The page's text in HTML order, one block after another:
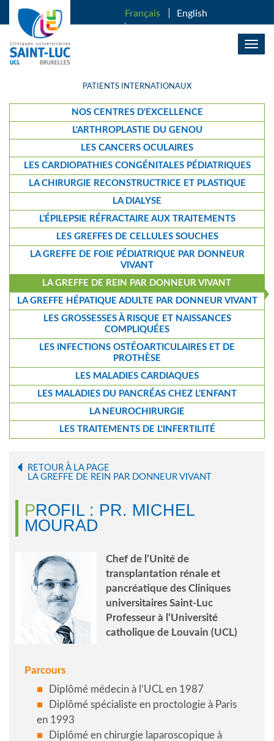
Français
English
PATIENTS INTERNATIONAUX
NOS CENTRES D'EXCELLENCE
L'ARTHROPLASTIE DU GENOU
LES CANCERS OCULAIRES
LES CARDIOPATHIES CONGÉNITALES PÉDIATRIQUES
LA CHIRURGIE RECONSTRUCTRICE ET PLASTIQUE
LA DIALYSE
L’ÉPILEPSIE RÉFRACTAIRE AUX TRAITEMENTS
LES GREFFES DE CELLULES SOUCHES
LA GREFFE DE FOIE PÉDIATRIQUE PAR DONNEUR
VIVANT
LA GREFFE DE REIN PAR DONNEUR VIVANT
LA GREFFE HÉPATIQUE ADULTE PAR DONNEUR VIVANT
LES GROSSESSES À RISQUE ET NAISSANCES
COMPLIQUÉES
LES INFECTIONS OSTÉOARTICULAIRES ET DE
PROTHÈSE
LES MALADIES CARDIAQUES
LES MALADIES DU PANCRÉAS CHEZ L’ENFANT
LA NEUROCHIRURGIE
LES TRAITEMENTS DE L'INFERTILITÉ
RETOUR À LA PAGE
LA GREFFE DE REIN PAR DONNEUR VIVANT
PROFIL : PR. MICHEL
MOURAD
Chef de l’Unité de
transplantation rénale et
pancréatique des Cliniques
universitaires Saint-Luc
Professeur à l’Université
catholique de Louvain (UCL)
Parcours
Diplômé médecin à l’UCL en 1987
Diplômé spécialiste en proctologie à Paris
en 1993
Diplômé en chirurgie laparoscopique à